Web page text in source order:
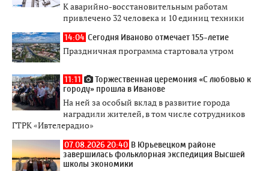
К аварийно-восстановительным работам
привлечено 32 человека и 10 единиц техники
14:04 Сегодня Иваново отмечает 155-летие
Праздничная программа стартовала утром
11:11
Торжественная церемония «С любовью к
городу» прошла в Иванове
На ней за особый вклад в развитие города
наградили жителей, в том числе сотрудников
ГТРК «Ивтелерадио»
07.08.2026 20:40 В Юрьевецком районе
завершилась фольклорная экспедиция Высшей
школы экономики